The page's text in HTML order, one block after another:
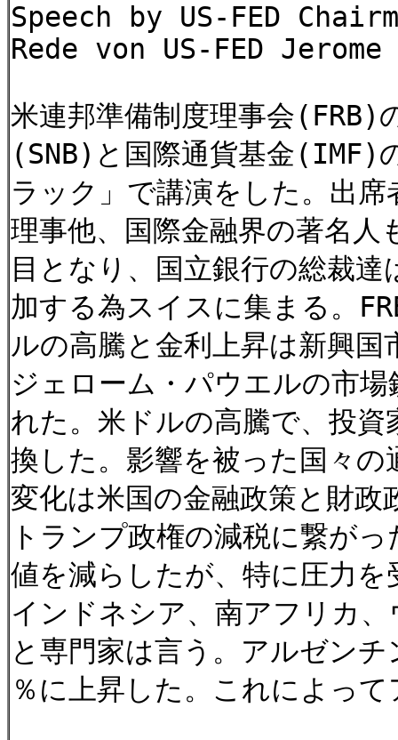
Speech by US-FED
Rede von US-FED
米連邦準備制度理事会(FRB)
(SNB)と国際通貨基金(IMF)
ラック」で講演をした。出
理事他、国際金融界の著名
目となり、国立銀行の総裁
加する為スイスに集まる。
ルの高騰と金利上昇は新興
ジェローム・パウエルの市
れた。米ドルの高騰で、投
換した。影響を被った国々
変化は米国の金融政策と財
トランプ政権の減税に繋が
値を減らしたが、特に圧力
インドネシア、南アフリカ
と専門家は言う。アルゼン
％に上昇した。これによっ